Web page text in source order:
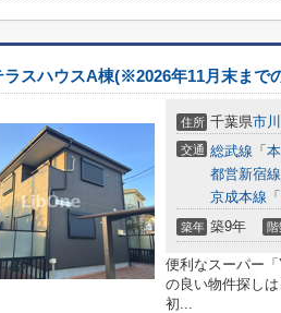
ラスハウスA棟(※2026年11月末まで
住所 千葉県市
交通 総武線 「
都営新宿線
京成本線 「
築年 築9年 階
便利なスーパー
の良い物件探し
初...